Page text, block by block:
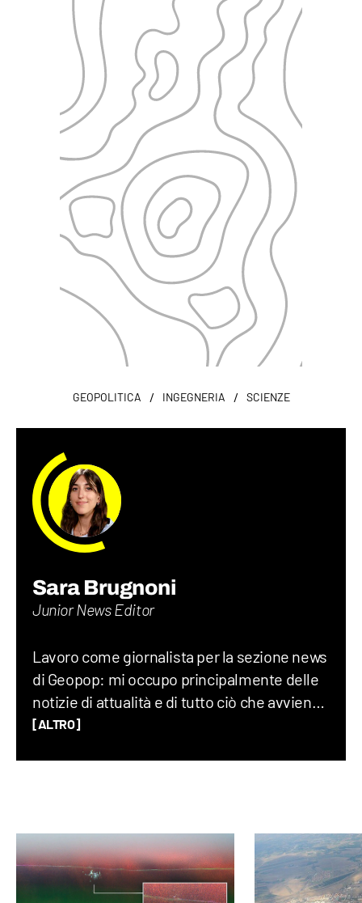
GEOPOLITICA / INGEGNERIA / SCIENZE
Sara Brugnoni
Junior News Editor
Lavoro come giornalista per la sezione news
di Geopop: mi occupo principalmente delle
notizie di attualità e di tutto ciò che avviene
sul Pianeta Terra, dalla geopolitica allo
gli eventi del mondo siano profondamente
connessi tra di loro.
[ALTRO]